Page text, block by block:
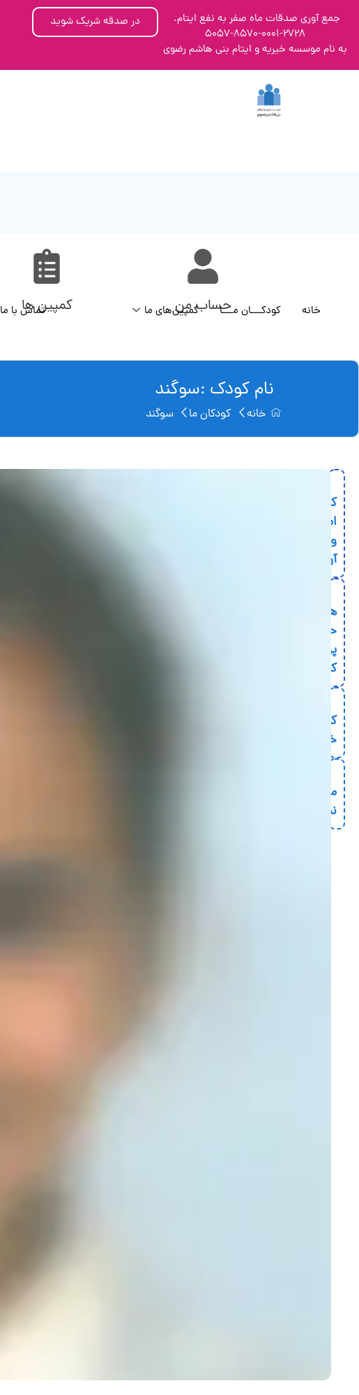
جمع آوری صدقات ماه صفر به نفع ایتام.
5057-8570-0001-2728
به نام موسسه خیریه و ایتام بنی هاشم رضوی
در صدقه شریک شوید
خانه کودکـــان مـــا کمپین‌های ما تماس با ما حساب من کمپین ها
نام کودک :سوگند
خانه کودکان ما سوگند
کمپین
امید
و
آرزوها
همین
حالا
پرداخت
کن
کودکان
خیریه
معرفی
نیازمند